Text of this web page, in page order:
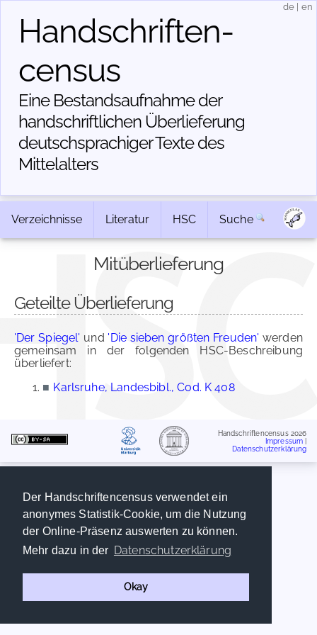
Der Handschriftencensus verwendet ein
anonymes Statistik-Cookie, um die Nutzung
der Online-Präsenz auswerten zu können.
Mehr dazu in der Datenschutzerklärung
Okay
Handschriften­
census
Eine Bestandsaufnahme der
handschriftlichen Über­lieferung
deutschsprachiger Texte des
Mittelalters
de en
Verzeichnisse Literatur HSC Suche
Mitüberlieferung
Geteilte Überlieferung
'Der Spiegel' und 'Die sieben größten Freuden' werden
gemeinsam in der folgenden HSC-Beschreibung
überliefert:
■ Karlsruhe, Landesbibl., Cod. K 408
Handschriftencensus 2026
Impressum
Datenschutzerklärung